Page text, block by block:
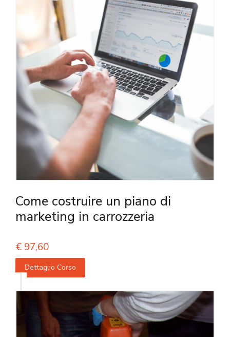
Come costruire un piano di
marketing in carrozzeria
€ 97,60
Dettaglio Corso